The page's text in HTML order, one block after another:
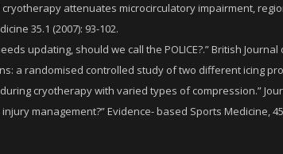
attenuates microcirculatory impairment,
35.1 (2007): 93-102.
updating, should we call the POLICE?.” British
a randomised controlled study of two different icing
cryotherapy with varied types of compression.”
management?” Evidence- based Sports Medicine,